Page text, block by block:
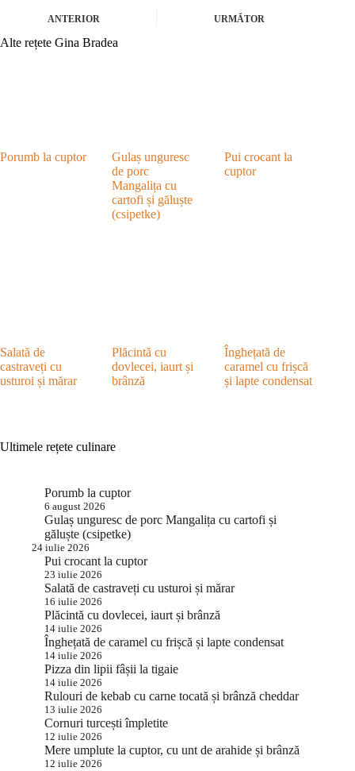
ANTERIOR URMĂTOR
Alte rețete Gina Bradea
Porumb la cuptor
Gulaș unguresc
de porc
Mangalița cu
cartofi și găluște
(csipetke)
Pui crocant la
cuptor
Salată de
castraveți cu
usturoi și mărar
Plăcintă cu
dovlecei, iaurt și
brânză
Înghețată de
caramel cu frișcă
și lapte condensat
Ultimele rețete culinare
Porumb la cuptor
6 august 2026
Gulaș unguresc de porc Mangalița cu cartofi și
găluște (csipetke)
24 iulie 2026
Pui crocant la cuptor
23 iulie 2026
Salată de castraveți cu usturoi și mărar
16 iulie 2026
Plăcintă cu dovlecei, iaurt și brânză
14 iulie 2026
Înghețată de caramel cu frișcă și lapte condensat
14 iulie 2026
Pizza din lipii fâșii la tigaie
14 iulie 2026
Rulouri de kebab cu carne tocată și brânză cheddar
13 iulie 2026
Cornuri turcești împletite
12 iulie 2026
Mere umplute la cuptor, cu unt de arahide și brânză
12 iulie 2026